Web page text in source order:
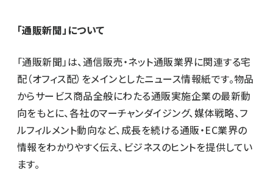
「通販新聞」について
「通販新聞」は、通信販売・ネット通販業界に関連する宅
配（オフィス配）をメインとしたニュース情報紙です。物品
からサービス商品全般にわたる通販実施企業の最新動
向をもとに、各社のマーチャンダイジング、媒体戦略、フ
ルフィルメント動向など、成長を続ける通販・EC業界の
情報をわかりやすく伝え、ビジネスのヒントを提供してい
ます。